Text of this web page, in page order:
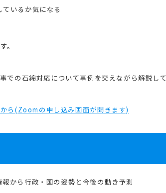
いるか気になる
。
での石綿対応について事例を交えながら解説し
ら(Zoomの申し込み画面が開きます)
から行政・国の姿勢と今後の動き予測